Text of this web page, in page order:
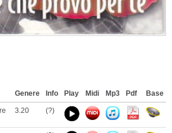
Genere Info Play Midi Mp3 Pdf Base
3.20 (?)